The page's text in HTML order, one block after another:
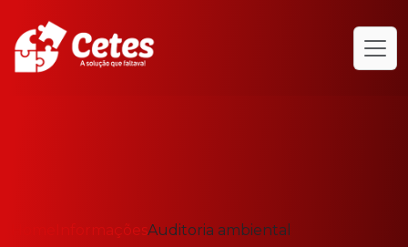
InformaçõesAuditoria ambiental